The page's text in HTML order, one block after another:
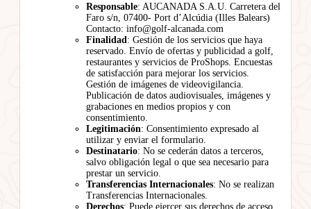
Responsable: AUCANADA S.A.U. Carretera del
Faro s/n, 07400- Port d’Alcúdia (Illes Balears)
Contacto: info@golf-alcanada.com
Finalidad: Gestión de los servicios que haya
reservado. Envío de ofertas y publicidad a golf,
restaurantes y servicios de ProShops. Encuestas
de satisfacción para mejorar los servicios.
Gestión de imágenes de videovigilancia.
Publicación de datos audiovisuales, imágenes y
grabaciones en medios propios y con
consentimiento.
Legitimación: Consentimiento expresado al
utilizar y enviar el formulario.
Destinatario: No se cederán datos a terceros,
salvo obligación legal o que sea necesario para
prestar un servicio.
Transferencias Internacionales: No se realizan
Transferencias Internacionales.
Derechos: Puede ejercer sus derechos de acceso,